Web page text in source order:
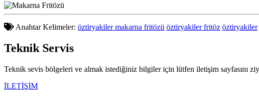
Anahtar Kelimeler: öztiryakiler makarna fritözü öztiryakiler fritöz öztiryakiler
Teknik Servis
Teknik sevis bölgeleri ve almak istediğiniz bilgiler için lütfen iletişim sayfasını
İLETİŞİM